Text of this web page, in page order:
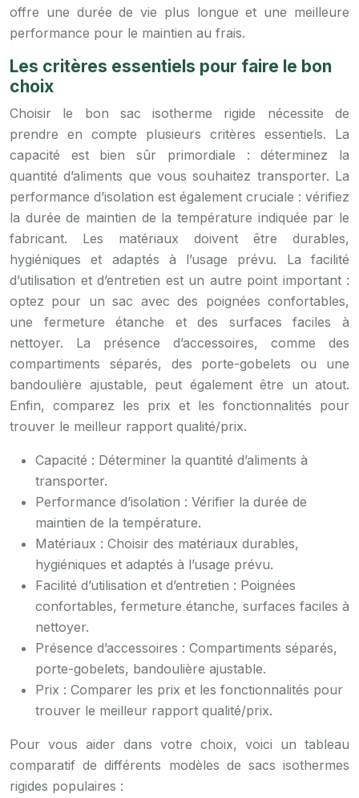
offre une durée de vie plus longue et une meilleure
performance pour le maintien au frais.
Les critères essentiels pour faire le bon
choix
Choisir le bon sac isotherme rigide nécessite de
prendre en compte plusieurs critères essentiels. La
capacité est bien sûr primordiale : déterminez la
quantité d’aliments que vous souhaitez transporter. La
performance d’isolation est également cruciale : vérifiez
la durée de maintien de la température indiquée par le
fabricant. Les matériaux doivent être durables,
hygiéniques et adaptés à l’usage prévu. La facilité
d’utilisation et d’entretien est un autre point important :
optez pour un sac avec des poignées confortables,
une fermeture étanche et des surfaces faciles à
nettoyer. La présence d’accessoires, comme des
compartiments séparés, des porte-gobelets ou une
bandoulière ajustable, peut également être un atout.
Enfin, comparez les prix et les fonctionnalités pour
trouver le meilleur rapport qualité/prix.
Capacité : Déterminer la quantité d’aliments à
transporter.
Performance d’isolation : Vérifier la durée de
maintien de la température.
Matériaux : Choisir des matériaux durables,
hygiéniques et adaptés à l’usage prévu.
Facilité d’utilisation et d’entretien : Poignées
confortables, fermeture étanche, surfaces faciles à
nettoyer.
Présence d’accessoires : Compartiments séparés,
porte-gobelets, bandoulière ajustable.
Prix : Comparer les prix et les fonctionnalités pour
trouver le meilleur rapport qualité/prix.
Pour vous aider dans votre choix, voici un tableau
comparatif de différents modèles de sacs isothermes
rigides populaires :